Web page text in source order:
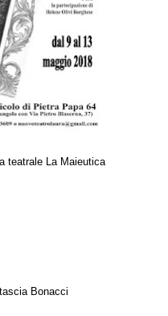
teatrale La Maieutica
Bonacci